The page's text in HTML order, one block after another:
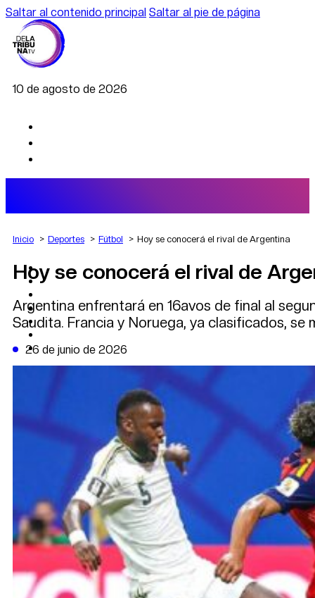
Saltar al contenido principal Saltar al pie de página
10 de agosto de 2026
AGRO
DEPORTES
POLÍTICA
CAMBIO CLIMÁTICO
DE LA TRIBUNA TV
Inicio Deportes Fútbol Hoy se conocerá el rival de Argentina
Hoy se conocerá el rival de
Argentina enfrentará en 16avos de final al
Saudita. Francia y Noruega, ya clasificados, se
26 de junio de 2026